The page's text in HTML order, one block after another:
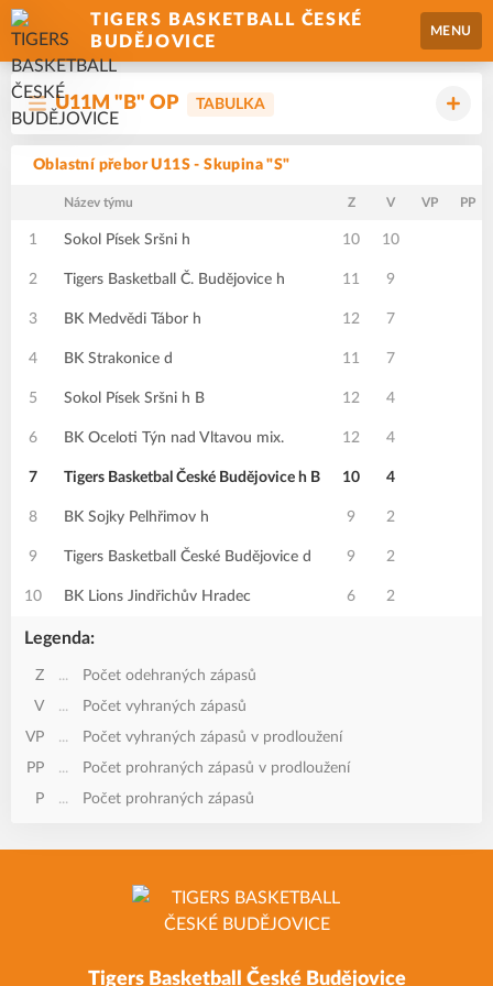
TIGERS BASKETBALL ČESKÉ
BUDĚJOVICE
MENU
U11M "B" OP TABULKA
Oblastní přebor U11S - Skupina "S"
Název týmu Z V VP PP
1 Sokol Písek Sršni h 10 10
2 Tigers Basketball Č. Budějovice h 11 9
3 BK Medvědi Tábor h 12 7
4 BK Strakonice d 11 7
5 Sokol Písek Sršni h B 12 4
6 BK Oceloti Týn nad Vltavou mix. 12 4
7 Tigers Basketbal České Budějovice h B 10 4
8 BK Sojky Pelhřimov h 9 2
9 Tigers Basketball České Budějovice d 9 2
10 BK Lions Jindřichův Hradec 6 2
Legenda:
Z ...
Počet odehraných zápasů
V
...
Počet vyhraných zápasů
VP
...
Počet vyhraných zápasů v prodloužení
PP
...
Počet prohraných zápasů v prodloužení
P
... Počet prohraných zápasů
Tigers Basketball České Budějovice